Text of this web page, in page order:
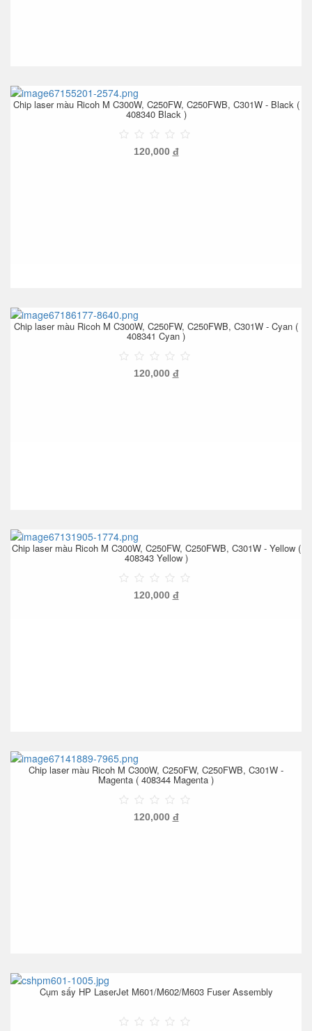
Chip laser màu Ricoh M C300W, C250FW, C250FWB, C301W - Black (
408340 Black )
120,000 đ
Chip laser màu Ricoh M C300W, C250FW, C250FWB, C301W - Cyan (
408341 Cyan )
120,000 đ
Chip laser màu Ricoh M C300W, C250FW, C250FWB, C301W - Yellow (
408343 Yellow )
120,000 đ
Chip laser màu Ricoh M C300W, C250FW, C250FWB, C301W -
Magenta ( 408344 Magenta )
120,000 đ
Cụm sấy HP LaserJet M601/M602/M603 Fuser Assembly